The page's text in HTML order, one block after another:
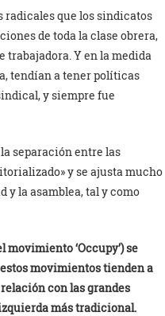
radicales que los sindicatos
de toda la clase obrera,
trabajadora. Y en la medida
tendían a tener políticas
y siempre fue
separación entre las
y se ajusta mucho
y la asamblea, tal y como
movimiento ‘Occupy’) se
movimientos tienden a
con las grandes
más tradicional.